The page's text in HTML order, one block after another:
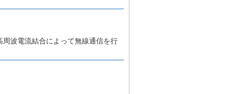
波電流結合によって無線通信を行